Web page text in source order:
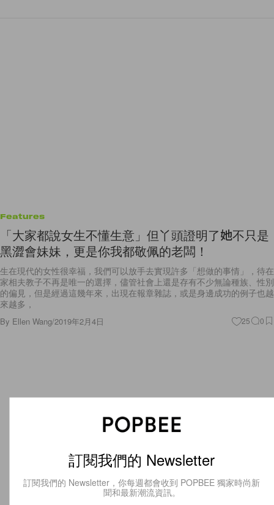
Features
「大家都說女生不懂生意」但丫頭證明了她不只是
黑澀會妹妹，更是你我都敬佩的老闆！
生在現代的女性很幸福，我們可以放手去實現許多「想做的事情」，待在
家相夫教子不再是唯一的選擇，儘管社會上還是存有不少無論種族、性別
的偏見，但是經過這幾年來，出現在報章雜誌，或是身邊成功的例子也越
來越多，
By Ellen Wang/2019年2月4日 25 0
訂閱我們的 Newsletter
訂閱我們的 Newsletter，你每週都會收到 POPBEE 獨家時尚新
聞和最新潮流資訊。